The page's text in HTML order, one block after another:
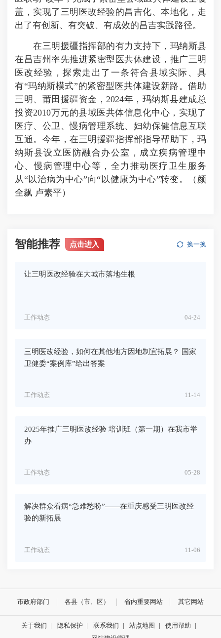
盖，实现了三明医改经验的昌吉化、本地化，走
出了有创新、有突破、有成效的昌吉实践路径。
在三明援疆指挥部的有力支持下，玛纳斯县
在昌吉州率先推进紧密型医共体建设，推广三明
医改经验，探索走出了一条符合县域实际、具
有“玛纳斯模式”的紧密型医共体建设新路。借助
三明、莆田援疆资金，2024年，玛纳斯县建成总
投资2010万元的县域医共体信息化中心，实现了
医疗、公卫、慢病管理系统、妇幼保健信息互联
互通。今年，在三明援疆指挥部指导帮助下，玛
纳斯县设立医防融合办公室，成立疾病管理中
心、慢病管理中心等，全力推动医疗卫生服务
从“以治病为中心”向“以健康为中心”转变。（颜
全飙 卢素平）
智能推荐 点击进入 换一换
让三明医改经验在大城市落地生根
04-24
工作动态
三明医改经验，如何在其他地方因地制宜拓展？ 国家
卫健委“案例库”给出答案
11-14
工作动态
2025年推广三明医改经验 培训班（第一期）在我市举
办
05-28
工作动态
解决群众看病“急难愁盼”——在重庆感受三明医改经
验的新拓展
11-06
工作动态
市政府部门 各县（市、区） 省内重要网站 其它网站
关于我们 | 隐私保护 | 联系我们 | 站点地图 | 使用帮助
|